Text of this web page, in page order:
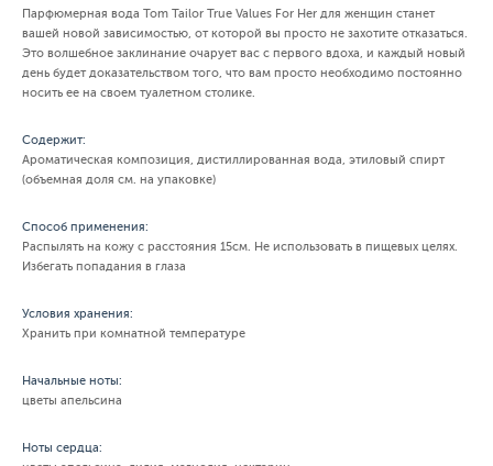
Парфюмерная вода Tom Tailor True Values For Her для женщин станет
вашей новой зависимостью, от которой вы просто не захотите отказаться.
Это волшебное заклинание очарует вас с первого вдоха, и каждый новый
день будет доказательством того, что вам просто необходимо постоянно
носить ее на своем туалетном столике.
Содержит:
Ароматическая композиция, дистиллированная вода, этиловый спирт
(объемная доля см. на упаковке)
Способ применения:
Распылять на кожу с расстояния 15см. Не использовать в пищевых целях.
Избегать попадания в глаза
Условия хранения:
Хранить при комнатной температуре
Начальные ноты:
цветы апельсина
Ноты сердца: